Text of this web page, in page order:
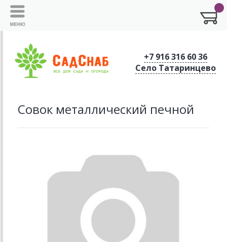
+7 916 316 60 36
Село Татаринцево
Совок металлический печной